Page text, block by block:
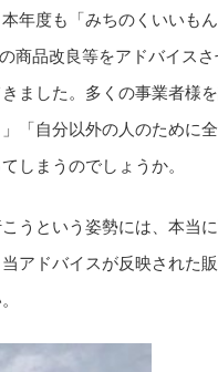
年度も「みちのくいいも
商品改良等をアドバイス
ました。多くの事業者様
「自分以外の人のために
しまうのでしょうか。
うという姿勢には、本当
アドバイスが反映された